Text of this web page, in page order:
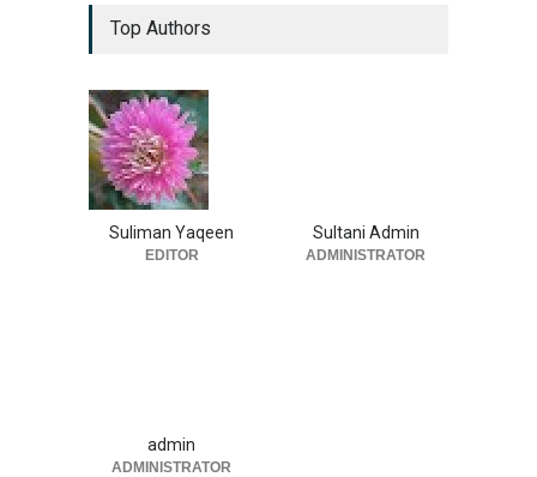
Top Authors
Suliman Yaqeen
EDITOR
Sultani Admin
ADMINISTRATOR
admin
ADMINISTRATOR